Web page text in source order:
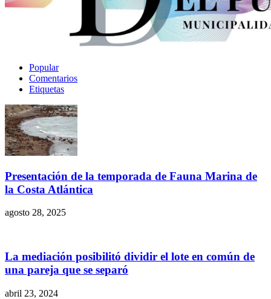
Popular
Comentarios
Etiquetas
Presentación de la temporada de Fauna Marina de
la Costa Atlántica
agosto 28, 2025
La mediación posibilitó dividir el lote en común de
una pareja que se separó
abril 23, 2024